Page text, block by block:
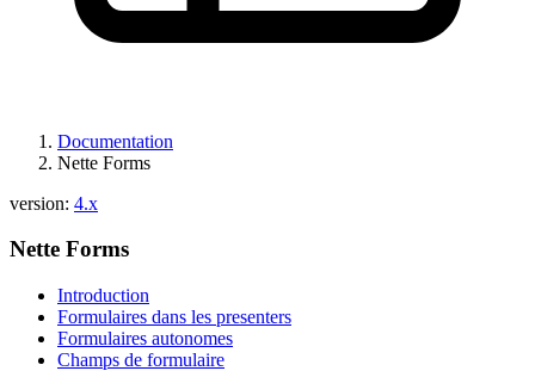
Documentation
Nette Forms
version: 4.x
Nette Forms
Introduction
Formulaires dans les presenters
Formulaires autonomes
Champs de formulaire